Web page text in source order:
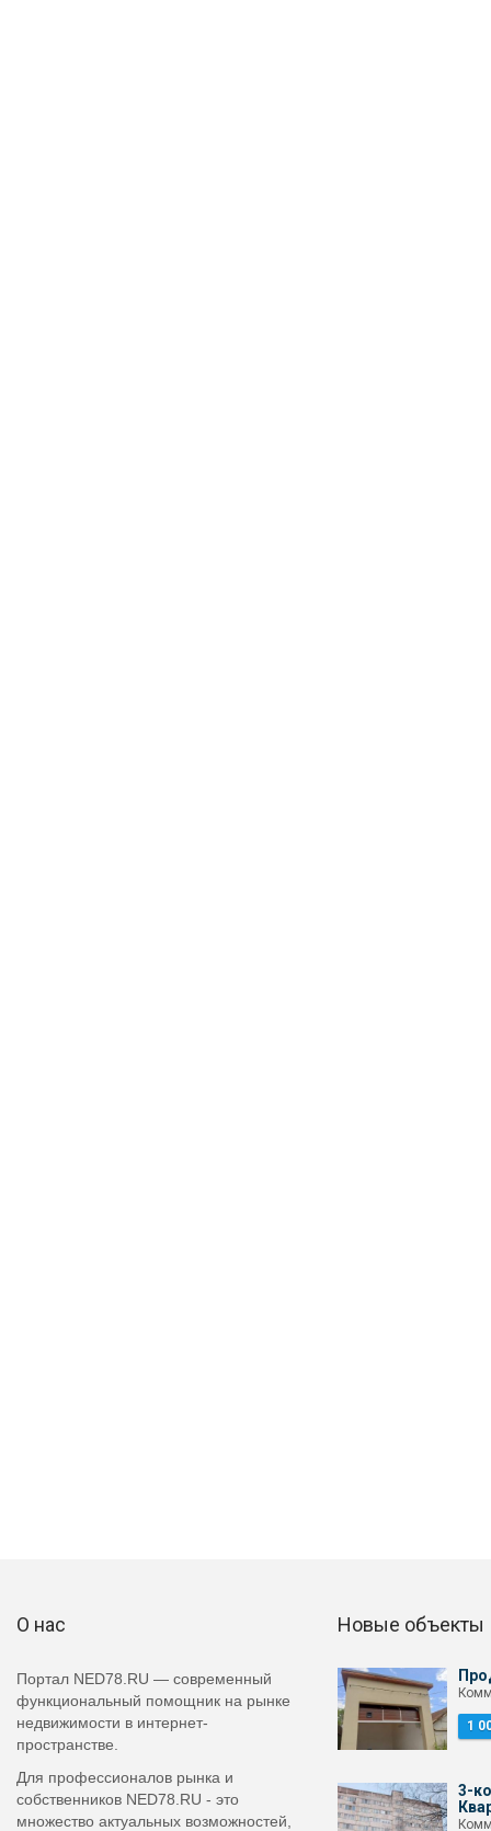
О нас
Портал NED78.RU — современный
функциональный помощник на рынке
недвижимости в интернет-
пространстве.
Для профессионалов рынка и
собственников NED78.RU - это
множество актуальных возможностей,
Новые объекты
1
3-